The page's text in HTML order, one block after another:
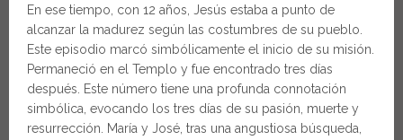
En ese tiempo, con 12 años, Jesús estaba a punto de
alcanzar la madurez según las costumbres de su pueblo.
Este episodio marcó simbólicamente el inicio de su misión.
Permaneció en el Templo y fue encontrado tres días
después. Este número tiene una profunda connotación
simbólica, evocando los tres días de su pasión, muerte y
resurrección. María y José, tras una angustiosa búsqueda,